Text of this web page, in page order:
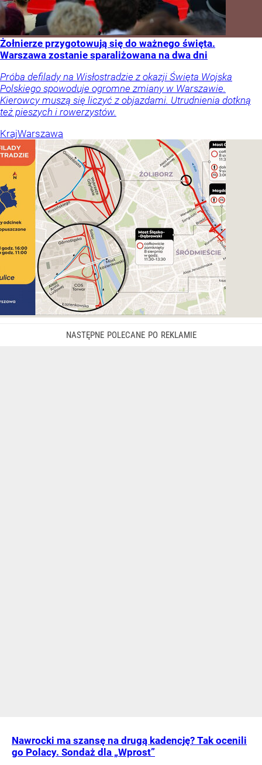
Żołnierze przygotowują się do ważnego święta.
Warszawa zostanie sparaliżowana na dwa dni
Próba defilady na Wisłostradzie z okazji Święta Wojska
Polskiego spowoduje ogromne zmiany w Warszawie.
Kierowcy muszą się liczyć z objazdami. Utrudnienia dotkną
też pieszych i rowerzystów.
KrajWarszawa
Nawrocki ma szansę na drugą kadencję? Tak ocenili
go Polacy. Sondaż dla „Wprost”